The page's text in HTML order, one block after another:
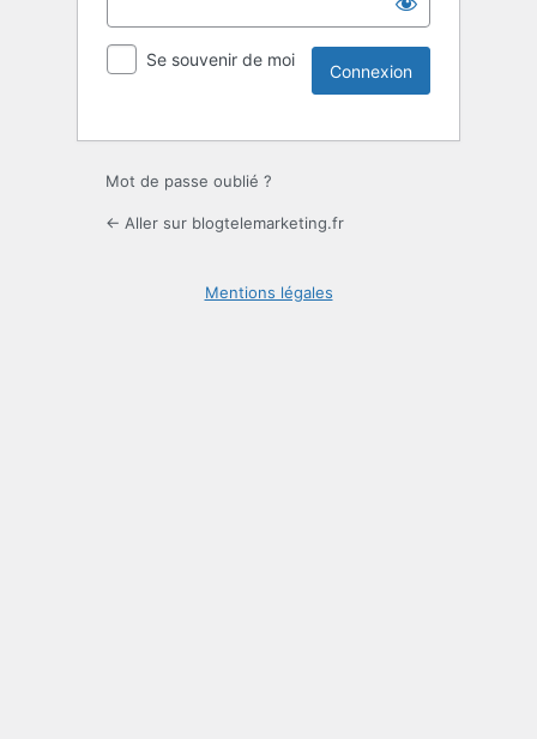
Se souvenir de moi
Mot de passe oublié ?
← Aller sur blogtelemarketing.fr
Mentions légales